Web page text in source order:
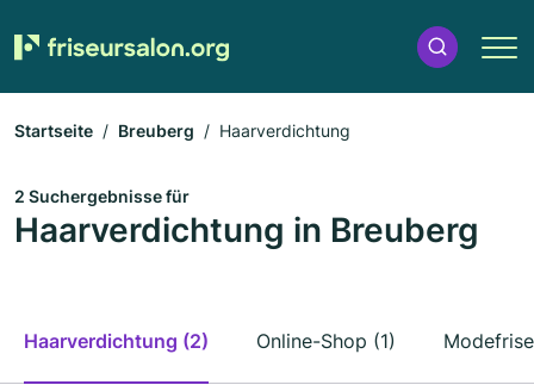
Startseite Breuberg Haarverdichtung
2 Suchergebnisse für
Haarverdichtung in Breuberg
Haarverdichtung (2) Online-Shop (1)